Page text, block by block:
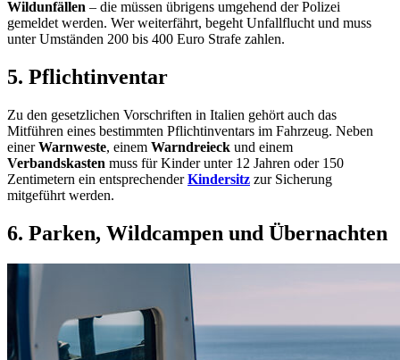
Wildunfällen – die müssen übrigens umgehend der Polizei
gemeldet werden. Wer weiterfährt, begeht Unfallflucht und muss
unter Umständen 200 bis 400 Euro Strafe zahlen.
5. Pflichtinventar
Zu den gesetzlichen Vorschriften in Italien gehört auch das
Mitführen eines bestimmten Pflichtinventars im Fahrzeug. Neben
einerWarnweste, einem Warndreieck und einem
Verbandskasten muss für Kinder unter 12 Jahren oder 150
Zentimetern ein entsprechenderKindersitz zur Sicherung
mitgeführt werden.
6. Parken, Wildcampen und Übernachten